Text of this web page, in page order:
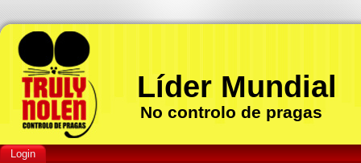
Líder Mundial
No controlo de pragas
Login